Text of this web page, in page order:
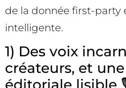
de la donnée first-party
intelligente.
1) Des voix
créateurs, et
éditoriale lisible